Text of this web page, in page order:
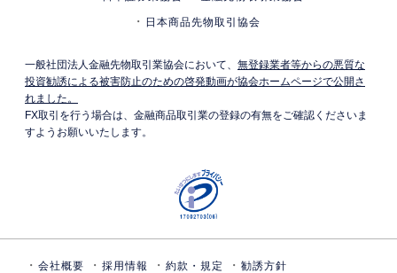
日本商品先物取引協会
一般社団法人金融先物取引業協会において、 無登録業者等からの悪質な
投資勧誘による被害防止のための啓発動画が協会ホームページで公開さ
れました。
FX取引を行う場合は、金融商品取引業の登録の有無をご確認くださいま
すようお願いいたします。
会社概要 採用情報 約款・規定 勧誘方針